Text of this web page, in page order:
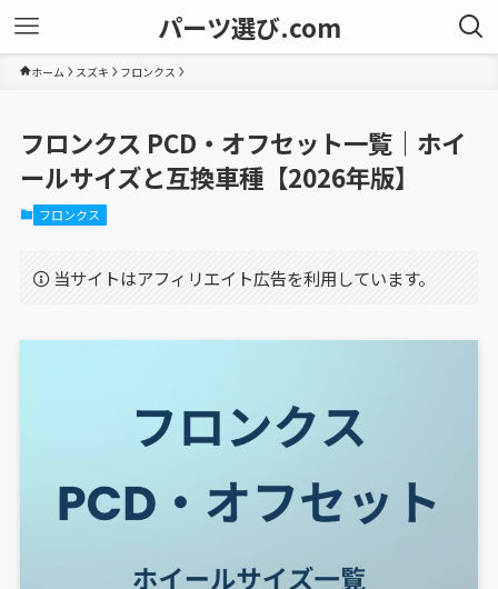
パーツ選び.com
ホーム スズキ フロンクス
フロンクス PCD・オフセット一覧｜ホイ
ールサイズと互換車種【2026年版】
フロンクス
当サイトはアフィリエイト広告を利用しています。